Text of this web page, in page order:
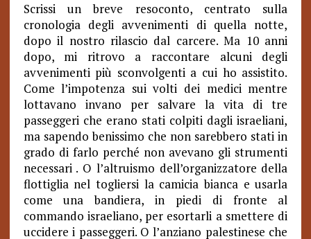
Scrissi un breve resoconto, centrato sulla
cronologia degli avvenimenti di quella notte,
dopo il nostro rilascio dal carcere. Ma 10 anni
dopo, mi ritrovo a raccontare alcuni degli
avvenimenti più sconvolgenti a cui ho assistito.
Come l’impotenza sui volti dei medici mentre
lottavano invano per salvare la vita di tre
passeggeri che erano stati colpiti dagli israeliani,
ma sapendo benissimo che non sarebbero stati in
grado di farlo perché non avevano gli strumenti
necessari . O l’altruismo dell’organizzatore della
flottiglia nel togliersi la camicia bianca e usarla
come una bandiera, in piedi di fronte al
commando israeliano, per esortarli a smettere di
uccidere i passeggeri. O l’anziano palestinese che